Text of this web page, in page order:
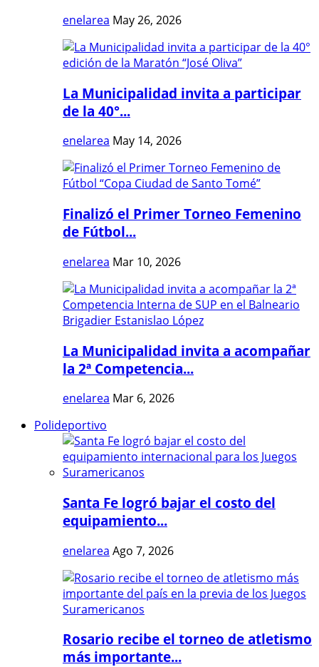
enelarea May 26, 2026
La Municipalidad invita a participar
de la 40°...
enelarea May 14, 2026
Finalizó el Primer Torneo Femenino
de Fútbol...
enelarea Mar 10, 2026
La Municipalidad invita a acompañar
la 2ª Competencia...
enelarea Mar 6, 2026
Polideportivo
Santa Fe logró bajar el costo del
equipamiento...
enelarea Ago 7, 2026
Rosario recibe el torneo de atletismo
más importante...